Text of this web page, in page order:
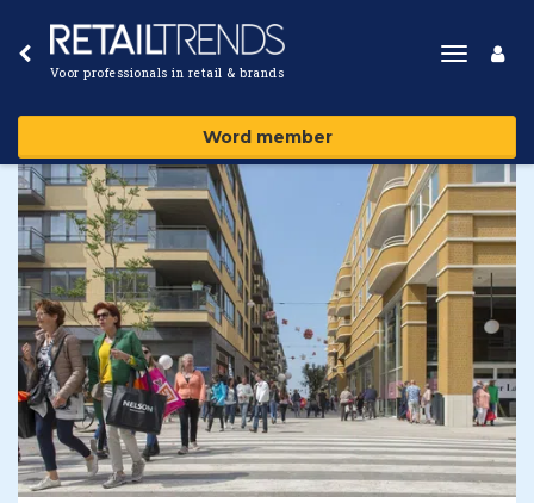
Voor professionals in retail & brands
Toggle
Word member